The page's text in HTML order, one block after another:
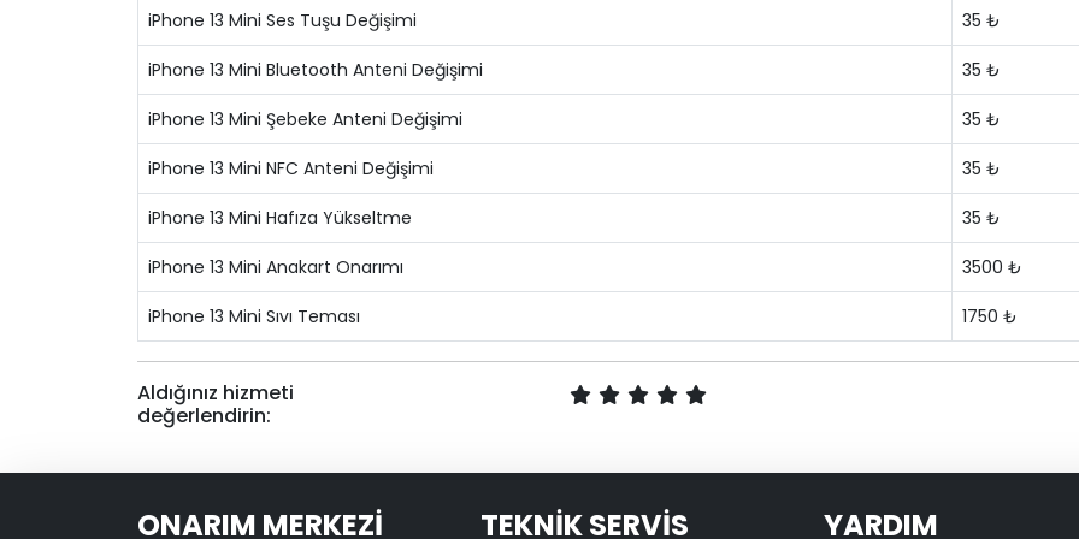
iPhone 13 Mini Ses Tuşu Değişimi 35 ₺
iPhone 13 Mini Bluetooth Anteni Değişimi 35 ₺
iPhone 13 Mini Şebeke Anteni Değişimi 35 ₺
iPhone 13 Mini NFC Anteni Değişimi 35 ₺
iPhone 13 Mini Hafıza Yükseltme 35 ₺
iPhone 13 Mini Anakart Onarımı 3500 ₺
iPhone 13 Mini Sıvı Teması 1750 ₺
Aldığınız hizmeti
değerlendirin:
ONARIM MERKEZİ TEKNİK SERVİS YARDIM